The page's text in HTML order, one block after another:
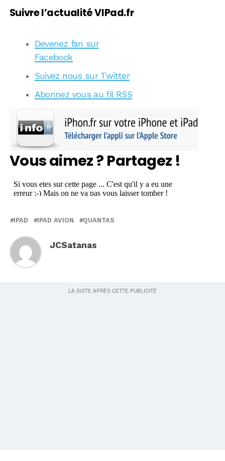
Suivre l’actualité VIPad.fr
Devenez fan sur
Facebook
Suivez nous sur Twitter
Abonnez vous au fil RSS
Vous aimez ? Partagez !
IPAD IPAD AVION QUANTAS
JCSatanas